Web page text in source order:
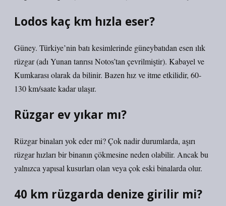
Lodos kaç km hızla eser?
Güney. Türkiye’nin batı kesimlerinde güneybatıdan esen ılık
rüzgar (adı Yunan tanrısı Notos’tan çevrilmiştir). Kabayel ve
Kumkarası olarak da bilinir. Bazen hız ve itme etkilidir, 60-
130 km/saate kadar ulaşır.
Rüzgar ev yıkar mı?
Rüzgar binaları yok eder mi? Çok nadir durumlarda, aşırı
rüzgar hızları bir binanın çökmesine neden olabilir. Ancak bu
yalnızca yapısal kusurları olan veya çok eski binalarda olur.
40 km rüzgarda denize girilir mi?